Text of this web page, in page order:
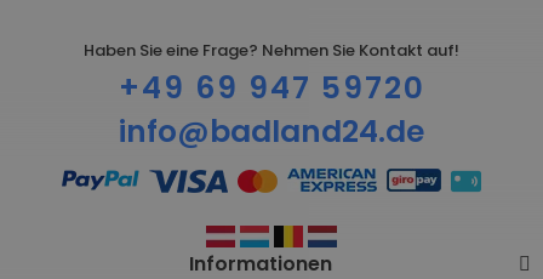
Haben Sie eine Frage? Nehmen Sie Kontakt auf!
+49 69 947 59720
info@badland24.de
Informationen